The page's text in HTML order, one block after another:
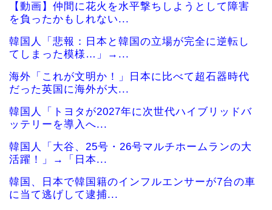
【動画】仲間に花火を水平撃ちしようとして障害
を負ったかもしれない...
韓国人「悲報：日本と韓国の立場が完全に逆転し
てしまった模様…」→...
海外「これが文明か！」日本に比べて超石器時代
だった英国に海外が大...
韓国人「トヨタが2027年に次世代ハイブリッドバ
ッテリーを導入へ...
韓国人「大谷、25号・26号マルチホームランの大
活躍！」→「日本...
韓国、日本で韓国籍のインフルエンサーが7台の車
に当て逃げして逮捕...